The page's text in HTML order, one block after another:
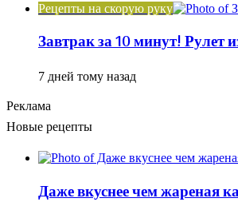
Рецепты на скорую руку
Завтрак за 10 минут! Рулет
7 дней тому назад
Реклама
Новые рецепты
Даже вкуснее чем жареная